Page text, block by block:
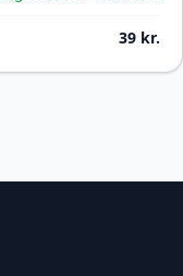
39 kr.